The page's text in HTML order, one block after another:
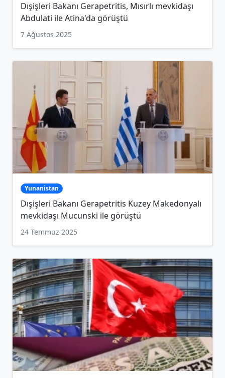
Dışişleri Bakanı Gerapetritis, Mısırlı mevkidaşı
Abdulati ile Atina'da görüştü
7 Ağustos 2025
Yunanistan
Dışişleri Bakanı Gerapetritis Kuzey Makedonyalı
mevkidaşı Mucunski ile görüştü
24 Temmuz 2025